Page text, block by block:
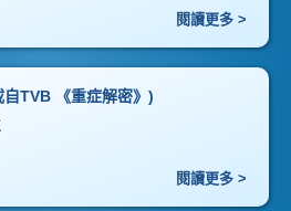
閱讀更多 >
TVB 《重症解密》)
閱讀更多 >